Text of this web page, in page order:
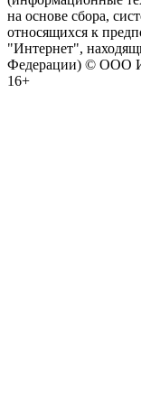
на основе сбора,
относящихся к
"Интернет",
Федерации) © ООО
16+